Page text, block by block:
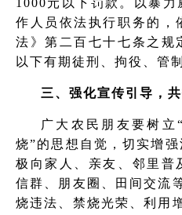
1000元以下罚款。以暴
作人员依法执行职务的，
法》第二百七十七条之规
以下有期徒刑、拘役、管
三、强化宣传引导，
广大农民朋友要树立
烧”的思想自觉，切实增
极向家人、亲友、邻里普
信群、朋友圈、田间交流
烧违法、禁烧光荣、利用